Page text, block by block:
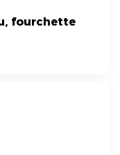
fourchette